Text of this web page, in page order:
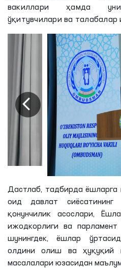
вакиллари ҳамда
ўқитувчилари ва
Дастлаб, тадбирда ёшларга
оид давлат
қонунчилик асослари,
ижодкорлиги ва парламент
шунингдек, ёшлар
олдини олиш ва ҳуқуқий
масалалари юзасидан